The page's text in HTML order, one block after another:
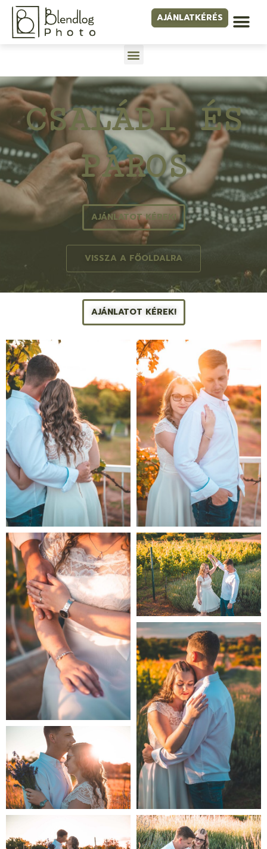
AJÁNLATKÉRÉS
CSALÁDI ÉS
PÁROS
AJÁNLATOT KÉREK!
VISSZA A FŐOLDALRA
AJÁNLATOT KÉREK!